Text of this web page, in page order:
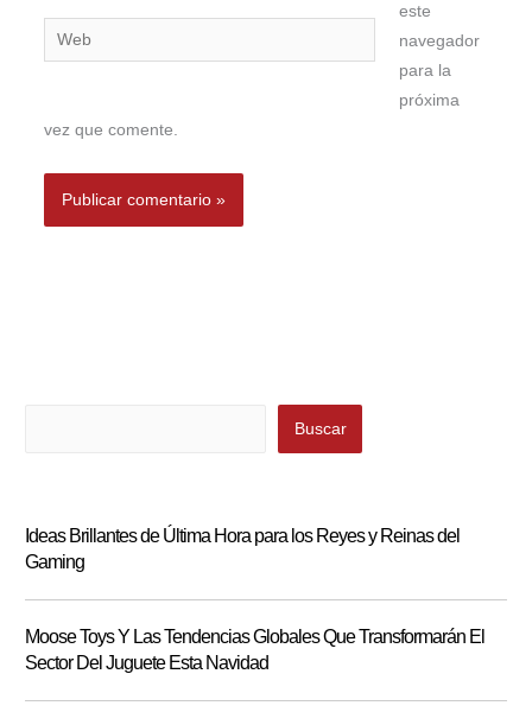
Web
este
navegador
para la
próxima
vez que comente.
Buscar
Ideas Brillantes de Última Hora para los Reyes y Reinas del
Gaming
Moose Toys Y Las Tendencias Globales Que Transformarán El
Sector Del Juguete Esta Navidad